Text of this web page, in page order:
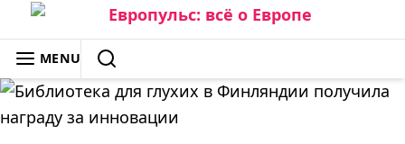
Skip
to
content
ЕВРОПУЛЬС: ВСЁ О ЕВРОПЕ
MENU
SEARCH